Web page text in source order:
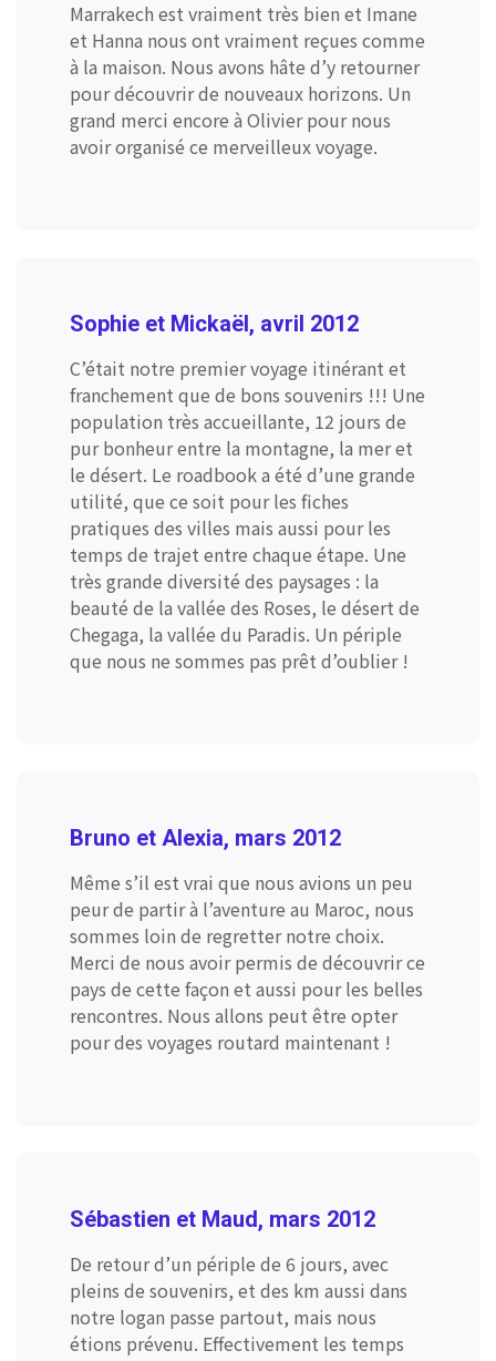
Marrakech est vraiment très bien et Imane
et Hanna nous ont vraiment reçues comme
à la maison. Nous avons hâte d’y retourner
pour découvrir de nouveaux horizons. Un
grand merci encore à Olivier pour nous
avoir organisé ce merveilleux voyage.
Sophie et Mickaël, avril 2012
C’était notre premier voyage itinérant et
franchement que de bons souvenirs !!! Une
population très accueillante, 12 jours de
pur bonheur entre la montagne, la mer et
le désert. Le roadbook a été d’une grande
utilité, que ce soit pour les fiches
pratiques des villes mais aussi pour les
temps de trajet entre chaque étape. Une
très grande diversité des paysages : la
beauté de la vallée des Roses, le désert de
Chegaga, la vallée du Paradis. Un périple
que nous ne sommes pas prêt d’oublier !
Bruno et Alexia, mars 2012
Même s’il est vrai que nous avions un peu
peur de partir à l’aventure au Maroc, nous
sommes loin de regretter notre choix.
Merci de nous avoir permis de découvrir ce
pays de cette façon et aussi pour les belles
rencontres. Nous allons peut être opter
pour des voyages routard maintenant !
Sébastien et Maud, mars 2012
De retour d’un périple de 6 jours, avec
pleins de souvenirs, et des km aussi dans
notre logan passe partout, mais nous
étions prévenu. Effectivement les temps